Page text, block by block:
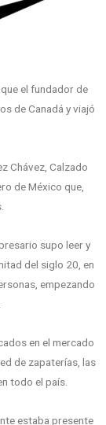
el fundador de
de Canadá y viajó
Chávez, Calzado
de México que,
supo leer y
del siglo 20, en
empezando
en el mercado
de zapaterías, las
todo el país.
estaba presente